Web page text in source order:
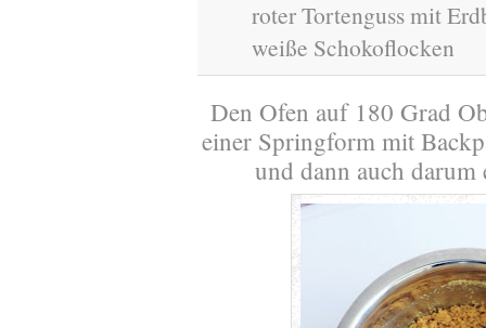
roter Tortenguss mit
weiße Schokoflocken
Den Ofen auf 180 Grad
einer Springform mit
und dann auch darum